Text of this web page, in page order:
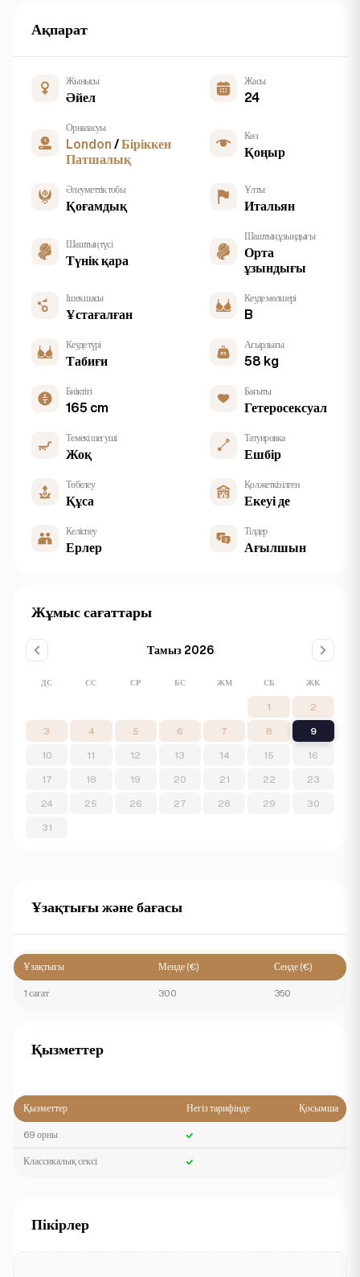
Ақпарат
Жынысы
Әйел
Жасы
24
Орналасуы
London /Біріккен
Патшалық
Көз
Қоңыр
Әлеуметтік тобы
Қоғамдық
Ұлты
Итальян
Шаштың түсі
Түнік қара
Шаштың ұзындығы
Орта
ұзындығы
Ішек шасы
Ұстағалған
Кеуде мөлшері
B
Кеуде түрі
Табиғи
Ағырлығы
58 kg
Биіктігі
165 cm
Бағыты
Гетеросексуал
Темекі шегуші
Жоқ
Татуировка
Ешбір
Төбелеу
Құса
Қол жеткізілген
Екеуі де
Келіспеу
Ерлер
Тілдер
Ағылшын
Жұмыс сағаттары
Тамыз 2026
ДС СС СР БС ЖМ СБ ЖК
1 2
3 4 5 6 7 8 9
10 11 12 13 14 15 16
17 18 19 20 21 22 23
24 25 26 27 28 29 30
31
Ұзақтығы және бағасы
Ұзақтығы Менде (€) Сенде (€)
1 сағат 300 350
Қызметтер
Қызметтер Негіз тарифінде Қосымша
69 орны
Классикалық сексі
Пікірлер